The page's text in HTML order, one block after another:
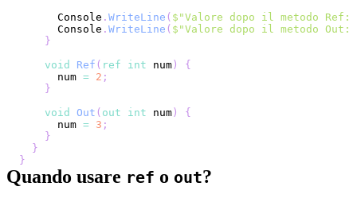
      Console
. WriteLine ( $"Valore dopo il metodo Ref:
      Console
. WriteLine ( $"Valore dopo il metodo Out:
}
void
Ref ( ref int num )
{
      num
= 2 ;
}
void
Out ( out int num )
{
      num
= 3 ;
}
}
}
Quando usare ref o out?